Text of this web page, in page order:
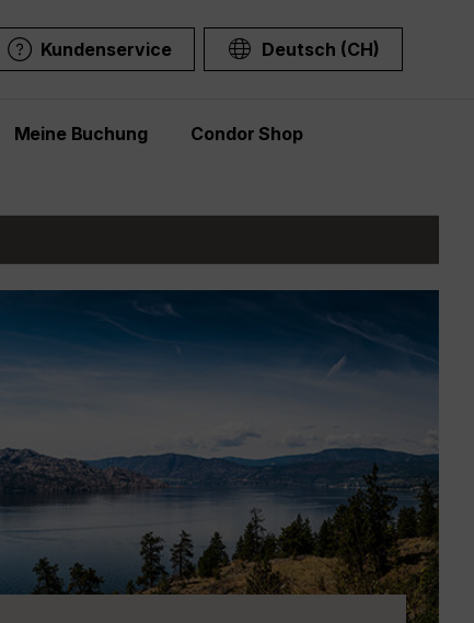
Kundenservice Deutsch (CH)
Meine Buchung Condor Shop